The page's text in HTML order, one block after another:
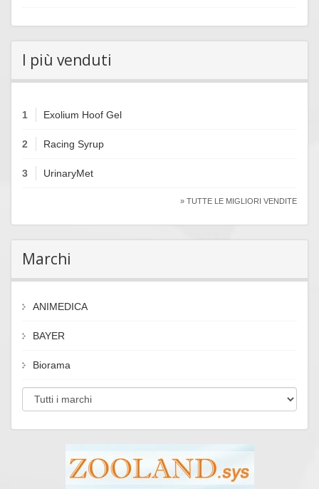
I più venduti
1 Exolium Hoof Gel
2 Racing Syrup
3 UrinaryMet
» TUTTE LE MIGLIORI VENDITE
Marchi
ANIMEDICA
BAYER
Biorama